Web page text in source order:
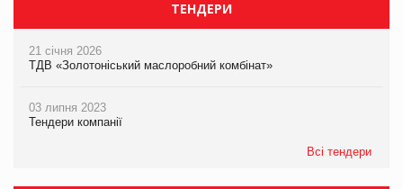
ТЕНДЕРИ
21 січня 2026
ТДВ «Золотоніський маслоробний комбінат»
03 липня 2023
Тендери компанії
Всі тендери